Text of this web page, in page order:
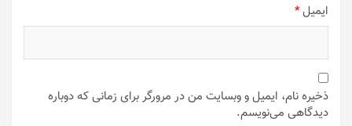
ایمیل*
ذخیره نام، ایمیل و وبسایت من در مرورگر برای زمانی که دوباره
دیدگاهی می‌نویسم.